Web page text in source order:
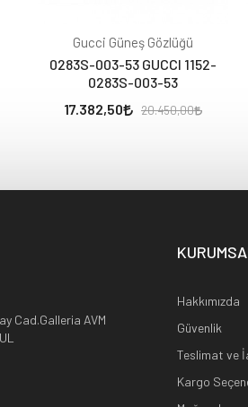
Gucci Güneş Gözlüğü
0283S-003-53 GUCCI 1152-
0283S-003-53
17.382,50
20.450,00
Cad.Galleria AVM
Hakkımızda
Güvenlik
Teslimat ve
Kargo